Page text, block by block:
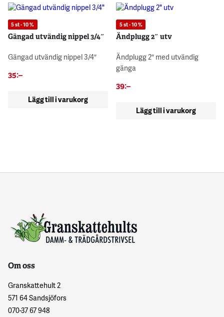
5 st - 10 %
Gängad utvändig nippel 3/4″
Gängad utvändig nippel 3/4″
35:–
Lägg till i varukorg
5 st - 10 %
Ändplugg 2″ utv
Ändplugg 2″ med utvändig
gänga
39:–
Lägg till i varukorg
Om oss
Granskattehult 2
571 64 Sandsjöfors
070-37 67 948